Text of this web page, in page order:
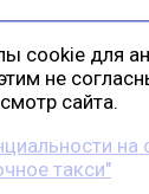
cookie для
не
сайта.
на
такси"